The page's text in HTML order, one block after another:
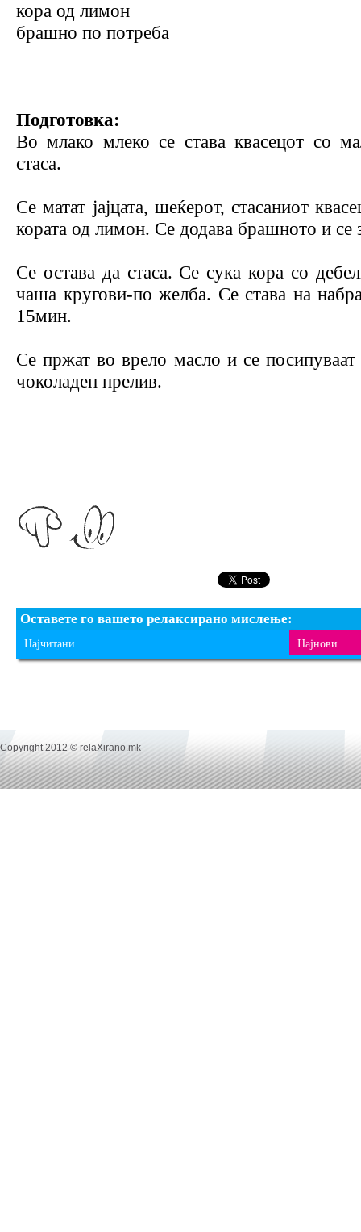
кора од лимон
брашно по потреба
Подготовка:
Во млако млеко се става квасецот со
стаса.
Се матат јајцата, шеќерот, стасаниот
кората од лимон. Се додава брашното и се
Се остава да стаса. Се сука кора со
чаша кругови-по желба. Се става на
15мин.
Се пржат во врело масло и се
чоколаден прелив.
Оставете го вашето релаксирано мислење:
Најчитани Најнови
Copyright 2012 © relaXirano.mk